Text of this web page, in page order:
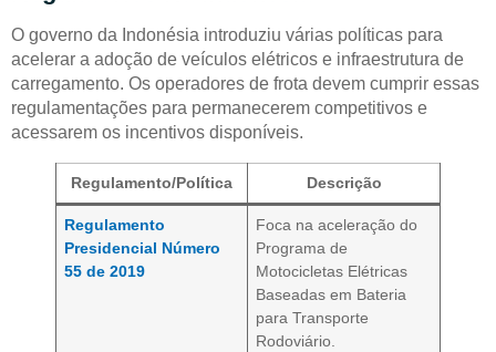
O governo da Indonésia introduziu várias políticas para
acelerar a adoção de veículos elétricos e infraestrutura de
carregamento. Os operadores de frota devem cumprir essas
regulamentações para permanecerem competitivos e
acessarem os incentivos disponíveis.
Regulamento/Política Descrição
Regulamento
Presidencial Número
55 de 2019
Foca na aceleração do
Programa de
Motocicletas Elétricas
Baseadas em Bateria
para Transporte
Rodoviário.